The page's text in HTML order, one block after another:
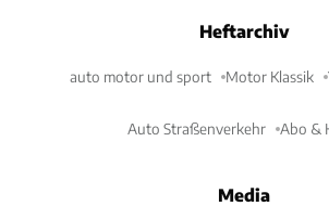
Heftarchiv
auto motor und sport Motor Klassik
Auto Straßenverkehr Abo &
Media